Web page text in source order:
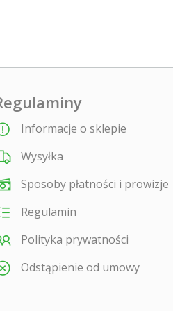
Informacje o sklepie
Wysyłka
Sposoby płatności i prowizje
Regulamin
Polityka prywatności
Odstąpienie od umowy